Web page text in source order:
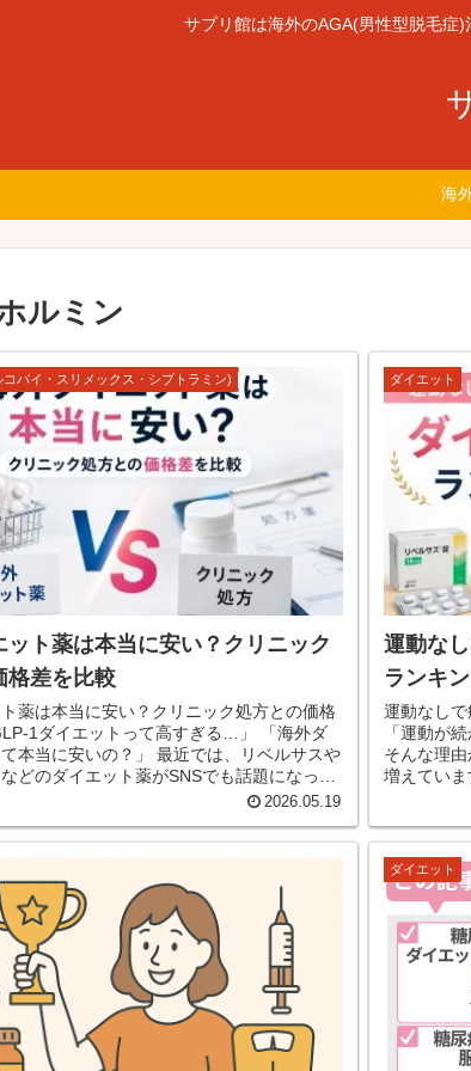
サプリ館は海外のAGA(男性型脱毛症
海
ルミン
バイ・スリメックス・シブトラミン)
ット薬は本当に安い？クリニック
格差を比較
薬は本当に安い？クリニック処方との価格
1ダイエットって高すぎる…」 「海外ダ
の？」 最近では、リベルサスや
どのダイエット薬がSNSでも話題になって
2026.05.19
ダイエット
運動な
ランキ
運動なし
「運動が続かない…」 「
そんな理
増えています。 特に最近は、GLP-1系医薬
ダイエット